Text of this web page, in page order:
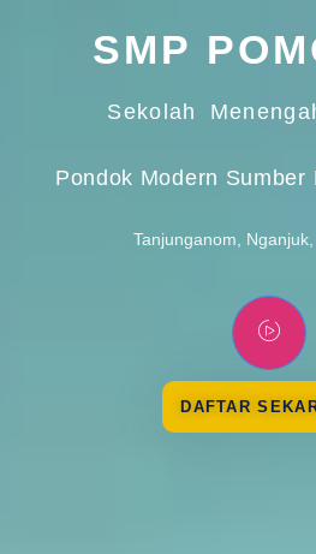
SMP
Sekolah
Pondok Modern Sumber
Tanjunganom,
DAFTAR